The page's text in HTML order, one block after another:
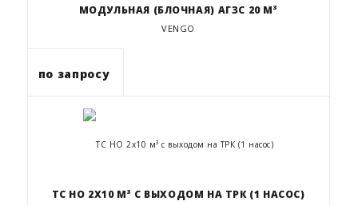
МОДУЛЬНАЯ (БЛОЧНАЯ) АГЗС 20 М³
VENGO
по запросу
ТС НО 2Х10 М³ С ВЫХОДОМ НА ТРК (1 НАСОС)